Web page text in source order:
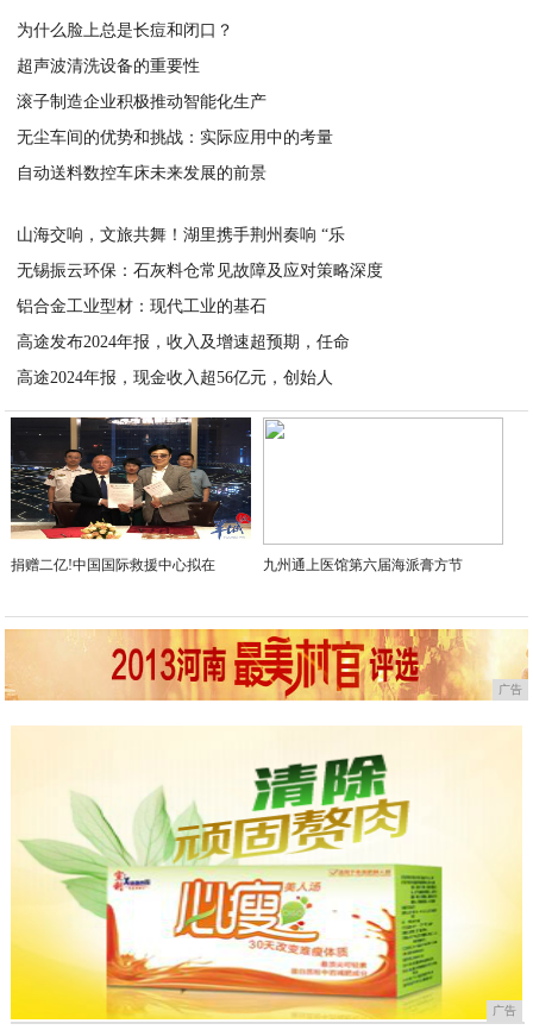
为什么脸上总是长痘和闭口？
​超声波清洗设备的重要性
滚子制造企业积极推动智能化生产
无尘车间的优势和挑战：实际应用中的考量
自动送料数控车床未来发展的前景
山海交响，文旅共舞！湖里携手荆州奏响 “乐
无锡振云环保：石灰料仓常见故障及应对策略深度
铝合金工业型材：现代工业的基石
高途发布2024年报，收入及增速超预期，任命
高途2024年报，现金收入超56亿元，创始人
2025-04-23
捐赠二亿!中国国际救援中心拟在 九州通上医馆第六届海派膏方节
广告
广告